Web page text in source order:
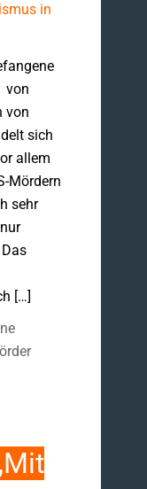
in
von
von
sich
allem
Mördern
sehr
[…]